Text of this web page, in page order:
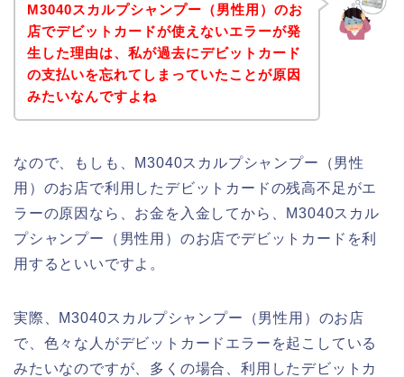
M3040スカルプシャンプー（男性用）のお
店でデビットカードが使えないエラーが発
生した理由は、私が過去にデビットカード
の支払いを忘れてしまっていたことが原因
みたいなんですよね
なので、もしも、M3040スカルプシャンプー（男性
用）のお店で利用したデビットカードの残高不足がエ
ラーの原因なら、お金を入金してから、M3040スカル
プシャンプー（男性用）のお店でデビットカードを利
用するといいですよ。
実際、M3040スカルプシャンプー（男性用）のお店
で、色々な人がデビットカードエラーを起こしている
みたいなのですが、多くの場合、利用したデビットカ